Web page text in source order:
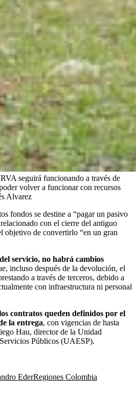
seguirá funcionando a través de
volver a funcionar con recursos
Alvarez
fondos se destine a “pagar un pasivo
con el cierre del antiguo
objetivo de convertirlo “en un gran
servicio, no habrá cambios
incluso después de la devolución, el
a través de terceros, debido a
con infraestructura ni personal
contratos queden definidos por el
la entrega, con vigencias de hasta
Hau, director de la Unidad
Públicos (UAESP).
EderRegiones Colombia